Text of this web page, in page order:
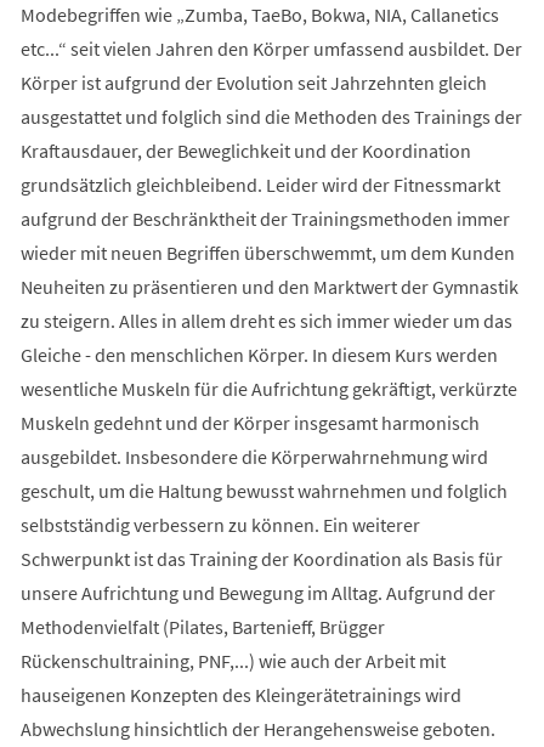
Modebegriffen wie „Zumba, TaeBo, Bokwa, NIA, Callanetics
etc...“ seit vielen Jahren den Körper umfassend ausbildet. Der
Körper ist aufgrund der Evolution seit Jahrzehnten gleich
ausgestattet und folglich sind die Methoden des Trainings der
Kraftausdauer, der Beweglichkeit und der Koordination
grundsätzlich gleichbleibend. Leider wird der Fitnessmarkt
aufgrund der Beschränktheit der Trainingsmethoden immer
wieder mit neuen Begriffen überschwemmt, um dem Kunden
Neuheiten zu präsentieren und den Marktwert der Gymnastik
zu steigern. Alles in allem dreht es sich immer wieder um das
Gleiche - den menschlichen Körper. In diesem Kurs werden
wesentliche Muskeln für die Aufrichtung gekräftigt, verkürzte
Muskeln gedehnt und der Körper insgesamt harmonisch
ausgebildet. Insbesondere die Körperwahrnehmung wird
geschult, um die Haltung bewusst wahrnehmen und folglich
selbstständig verbessern zu können. Ein weiterer
Schwerpunkt ist das Training der Koordination als Basis für
unsere Aufrichtung und Bewegung im Alltag. Aufgrund der
Methodenvielfalt (Pilates, Bartenieff, Brügger
Rückenschultraining, PNF,...) wie auch der Arbeit mit
hauseigenen Konzepten des Kleingerätetrainings wird
Abwechslung hinsichtlich der Herangehensweise geboten.